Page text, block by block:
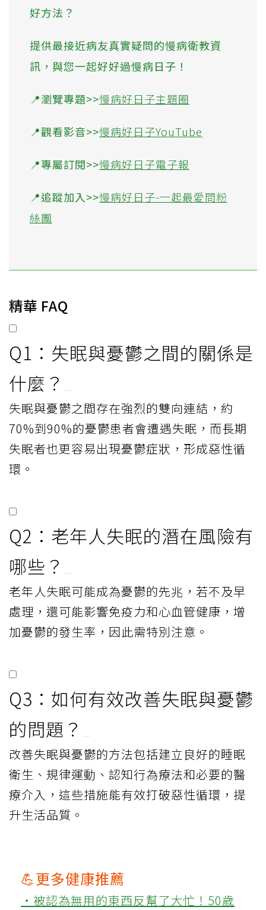
好方法？
提供最接近病友真實疑問的慢病衛教資
訊，與您一起好好過慢病日子！
📍瀏覽專題>>慢病好日子主題圈
📍觀看影音>>慢病好日子YouTube
📍專屬訂閱>>慢病好日子電子報
📍追蹤加入>>慢病好日子-一起最愛問粉
絲團
精華 FAQ
Q1：失眠與憂鬱之間的關係是
什麼？
失眠與憂鬱之間存在強烈的雙向連結，約
70%到90%的憂鬱患者會遭遇失眠，而長期
失眠者也更容易出現憂鬱症狀，形成惡性循
環。
Q2：老年人失眠的潛在風險有
哪些？
老年人失眠可能成為憂鬱的先兆，若不及早
處理，還可能影響免疫力和心血管健康，增
加憂鬱的發生率，因此需特別注意。
Q3：如何有效改善失眠與憂鬱
的問題？
改善失眠與憂鬱的方法包括建立良好的睡眠
衛生、規律運動、認知行為療法和必要的醫
療介入，這些措施能有效打破惡性循環，提
升生活品質。
💪更多健康推薦
‧被認為無用的東西反幫了大忙！50歲